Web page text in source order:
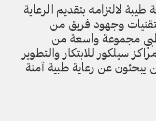
لالتزامه بتقديم الرعاية
وجهود فريق من
الطبي مجموعة واسعة من
سيلكور للابتكار والتطوير
يبحثون عن رعاية طبية آمنة